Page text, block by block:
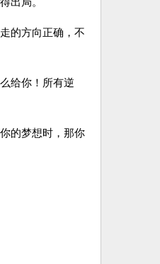
的方向正确，不
给你！所有逆
的梦想时，那你